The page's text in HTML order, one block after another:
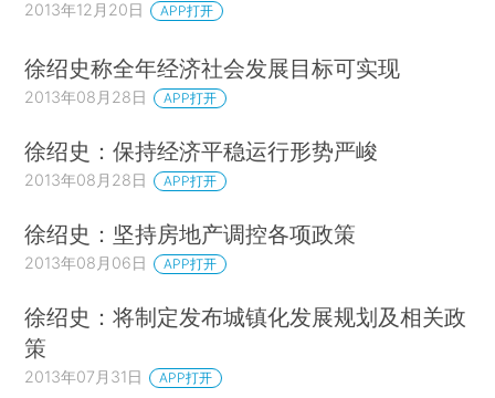
2013年12月20日 APP打开
徐绍史称全年经济社会发展目标可实现
2013年08月28日 APP打开
徐绍史：保持经济平稳运行形势严峻
2013年08月28日 APP打开
徐绍史：坚持房地产调控各项政策
2013年08月06日 APP打开
徐绍史：将制定发布城镇化发展规划及相关政
策
2013年07月31日 APP打开